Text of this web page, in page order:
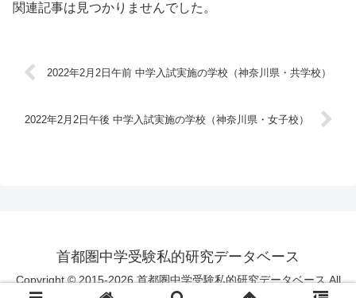
関連記事は見つかりませんでした。
2022年2月2日午前 中学入試実施の学校（神奈川県・共学校）
2022年2月2日午後 中学入試実施の学校（神奈川県・女子校）
首都圏中学受験私的研究データベース
Copyright © 2015-2026 首都圏中学受験私的研究データベース All